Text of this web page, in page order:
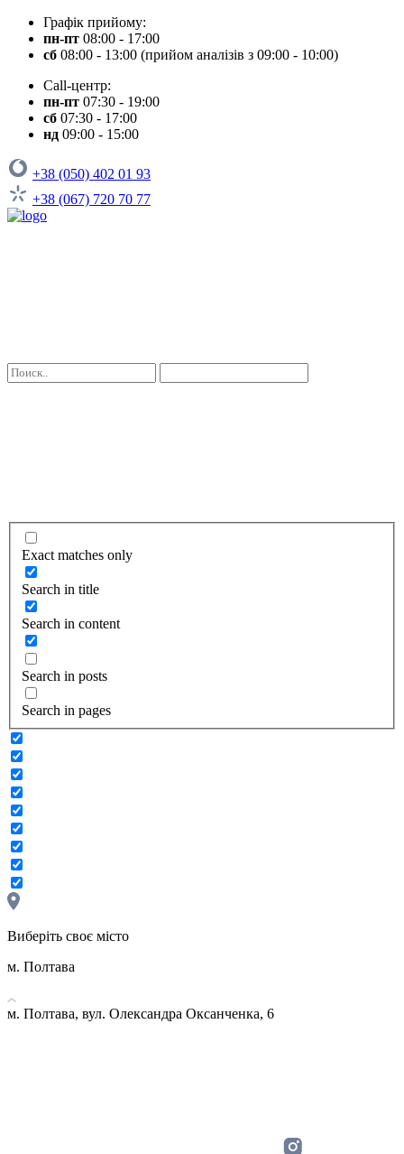
Графік прийому:
пн-пт 08:00 - 17:00
сб 08:00 - 13:00 (прийом аналізів з 09:00 - 10:00)
Call-центр:
пн-пт 07:30 - 19:00
сб 07:30 - 17:00
нд 09:00 - 15:00
+38 (050) 402 01 93
+38 (067) 720 70 77
Exact matches only
Search in title
Search in content
Search in posts
Search in pages
Виберіть своє місто
м. Полтава
м. Полтава, вул. Олександра Оксанченка, 6